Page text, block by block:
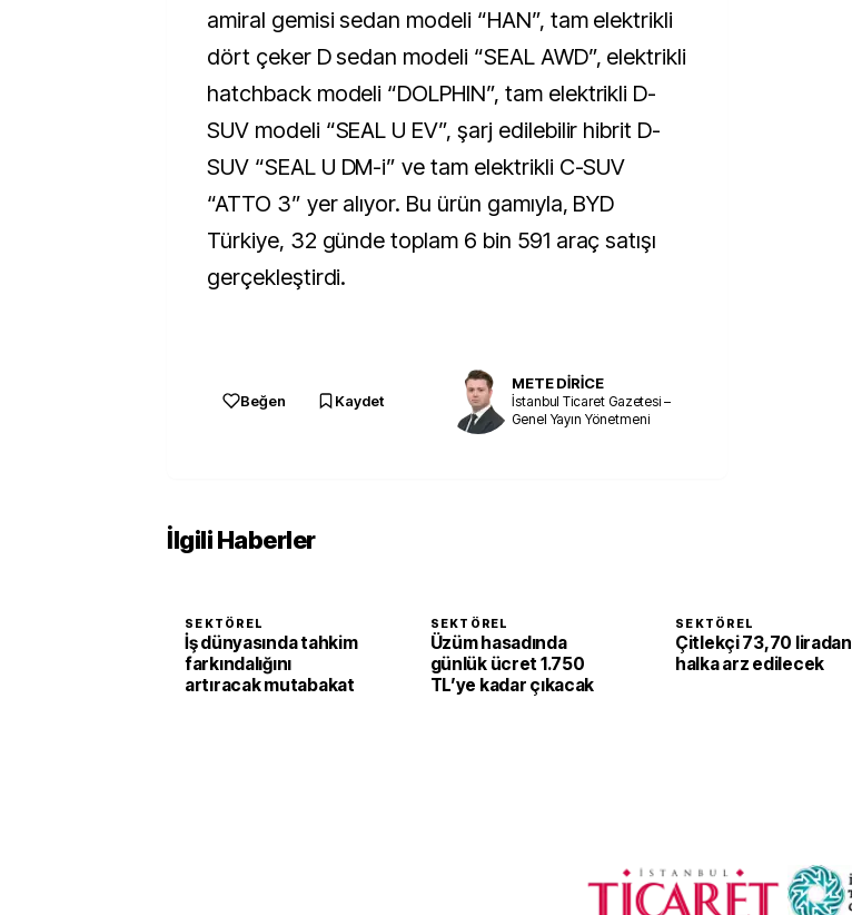
amiral gemisi sedan modeli “HAN”, tam elektrikli
dört çeker D sedan modeli “SEAL AWD”, elektrikli
hatchback modeli “DOLPHIN”, tam elektrikli D-
SUV modeli “SEAL U EV”, şarj edilebilir hibrit D-
SUV “SEAL U DM-i” ve tam elektrikli C-SUV
“ATTO 3” yer alıyor. Bu ürün gamıyla, BYD
Türkiye, 32 günde toplam 6 bin 591 araç satışı
gerçekleştirdi.
Beğen Kaydet
METE DİRİCE
İstanbul Ticaret Gazetesi –
Genel Yayın Yönetmeni
İlgili Haberler
SEKTÖREL
İş dünyasında tahkim
farkındalığını
artıracak mutabakat
SEKTÖREL
Üzüm hasadında
günlük ücret 1.750
TL’ye kadar çıkacak
SEKTÖREL
Çitlekçi 73,70 liradan
halka arz edilecek